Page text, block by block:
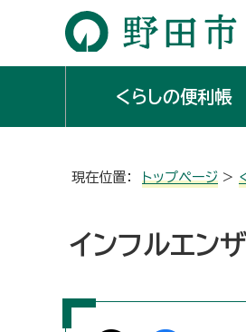
くらしの便利帳
現在位置： トップページ >
インフルエン